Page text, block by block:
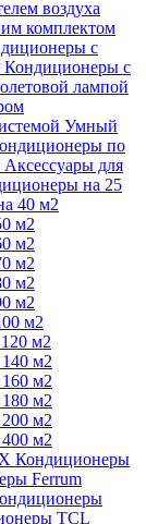
воздуха
комплектом
с
Кондиционеры с
лампой
Умный
по
Аксессуары для
на 25
40 м2
м2
м2
м2
м2
м2
м2
м2
м2
м2
м2
м2
м2
Кондиционеры
Ferrum
TCL